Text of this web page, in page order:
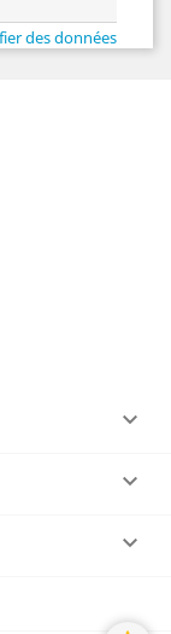
des données


